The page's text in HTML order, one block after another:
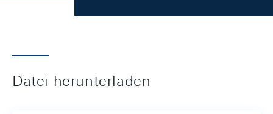
Datei herunterladen